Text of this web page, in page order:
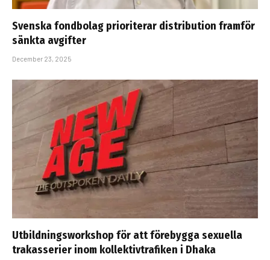
Svenska fondbolag prioriterar distribution framför
sänkta avgifter
December 23, 2025
Utbildningsworkshop för att förebygga sexuella
trakasserier inom kollektivtrafiken i Dhaka